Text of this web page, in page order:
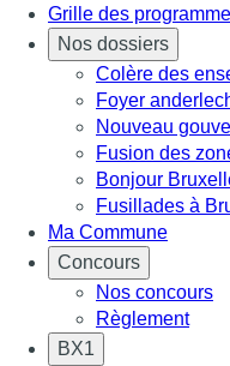
Grille des
Nos dossiers
Colère des
Foyer
Nouveau
Fusion des
Bonjour
Fusillades à
Ma Commune
Concours
Nos concours
Règlement
BX1